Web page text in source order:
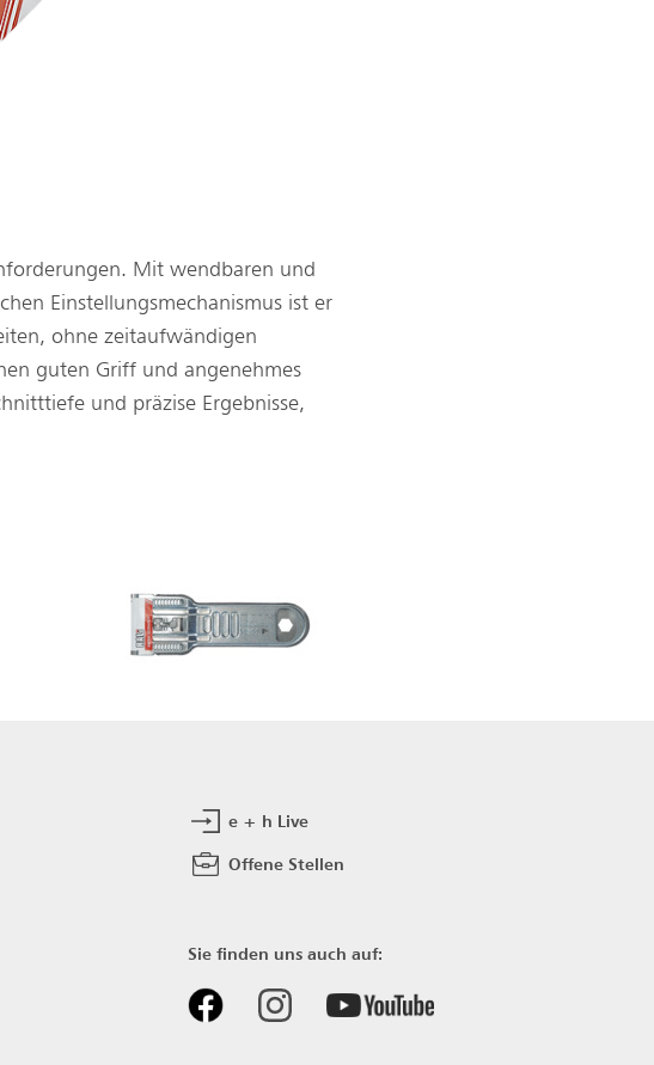
Mit wendbaren und
Einstellungsmechanismus ist er
ohne zeitaufwändigen
guten Griff und angenehmes
und präzise Ergebnisse,
e + h Live
Offene Stellen
Sie finden uns auch auf: